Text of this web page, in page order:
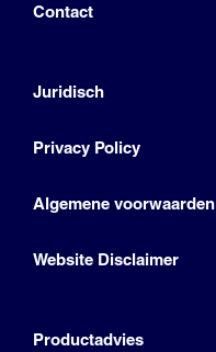
Contact
Juridisch
Privacy Policy
Algemene voorwaarden
Website Disclaimer
Productadvies